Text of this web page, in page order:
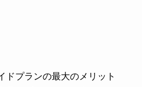
ドプランの最大のメリット